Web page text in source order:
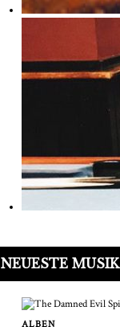
NEUESTE MUSIK
ALBEN